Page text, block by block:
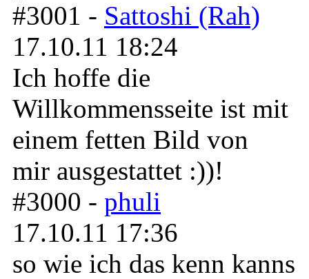
#3001 - Sattoshi (Rah)
17.10.11 18:24
Ich hoffe die
Willkommensseite ist mit
einem fetten Bild von
mir ausgestattet :))!
#3000 - phuli
17.10.11 17:36
so wie ich das kenn kanns